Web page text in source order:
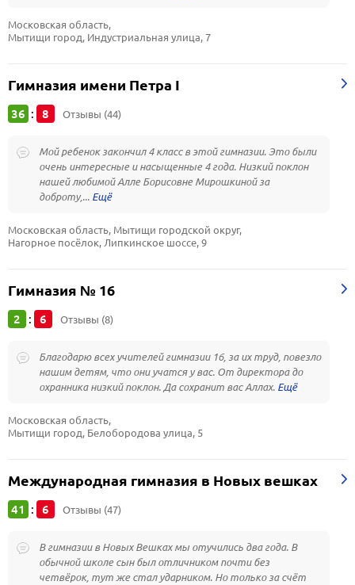
Московская область,
Мытищи город, Индустриальная улица, 7
Гимназия имени Петра I
36 : 8 Отзывы (44)
Мой ребенок закончил 4 класс в этой гимназии. Это были
очень интересные и насыщенные 4 года. Низкий поклон
нашей любимой Алле Борисовне Мирошкиной за
доброту,...
Московская область, Мытищи городской округ,
Нагорное посёлок, Липкинское шоссе, 9
Гимназия № 16
2 : 6 Отзывы (8)
Благодарю всех учителей гимназии 16, за их труд, повезло
нашим детям, что они учатся у вас. От директора до
охранника низкий поклон. Да сохранит вас Аллах.
Московская область,
Мытищи город, Белобородова улица, 5
Международная гимназия в Новых вешках
41 : 6 Отзывы (47)
В гимназии в Новых Вешках мы отучились два года. В
обычной школе сын был отличником почти без
четвёрок, тут же стал ударником. Но только за счёт